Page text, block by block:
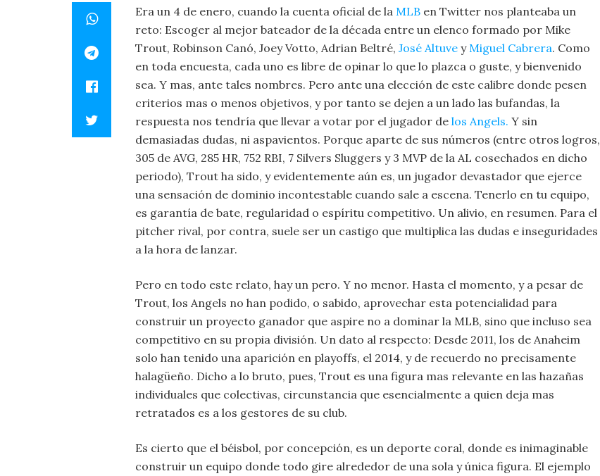
Era un 4 de enero, cuando la cuenta oficial de la MLB en Twitter nos planteaba un
reto: Escoger al mejor bateador de la década entre un elenco formado por Mike
Trout, Robinson Canó, Joey Votto, Adrian Beltré, José Altuve y Miguel Cabrera. Como
en toda encuesta, cada uno es libre de opinar lo que lo plazca o guste, y bienvenido
sea. Y mas, ante tales nombres. Pero ante una elección de este calibre donde pesen
criterios mas o menos objetivos, y por tanto se dejen a un lado las bufandas, la
respuesta nos tendría que llevar a votar por el jugador de los Angels. Y sin
demasiadas dudas, ni aspavientos. Porque aparte de sus números (entre otros logros,
305 de AVG, 285 HR, 752 RBI, 7 Silvers Sluggers y 3 MVP de la AL cosechados en dicho
periodo), Trout ha sido, y evidentemente aún es, un jugador devastador que ejerce
una sensación de dominio incontestable cuando sale a escena. Tenerlo en tu equipo,
es garantía de bate, regularidad o espíritu competitivo. Un alivio, en resumen. Para el
pitcher rival, por contra, suele ser un castigo que multiplica las dudas e inseguridades
a la hora de lanzar.
Pero en todo este relato, hay un pero. Y no menor. Hasta el momento, y a pesar de
Trout, los Angels no han podido, o sabido, aprovechar esta potencialidad para
construir un proyecto ganador que aspire no a dominar la MLB, sino que incluso sea
competitivo en su propia división. Un dato al respecto: Desde 2011, los de Anaheim
solo han tenido una aparición en playoffs, el 2014, y de recuerdo no precisamente
halagüeño. Dicho a lo bruto, pues, Trout es una figura mas relevante en las hazañas
individuales que colectivas, circunstancia que esencialmente a quien deja mas
retratados es a los gestores de su club.
Es cierto que el béisbol, por concepción, es un deporte coral, donde es inimaginable
construir un equipo donde todo gire alrededor de una sola y única figura. El ejemplo